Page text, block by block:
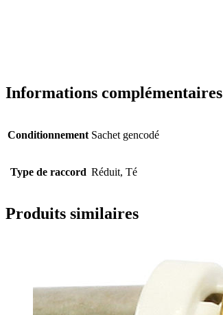
Informations complémentaires
Conditionnement Sachet gencodé
Type de raccord Réduit, Té
Produits similaires